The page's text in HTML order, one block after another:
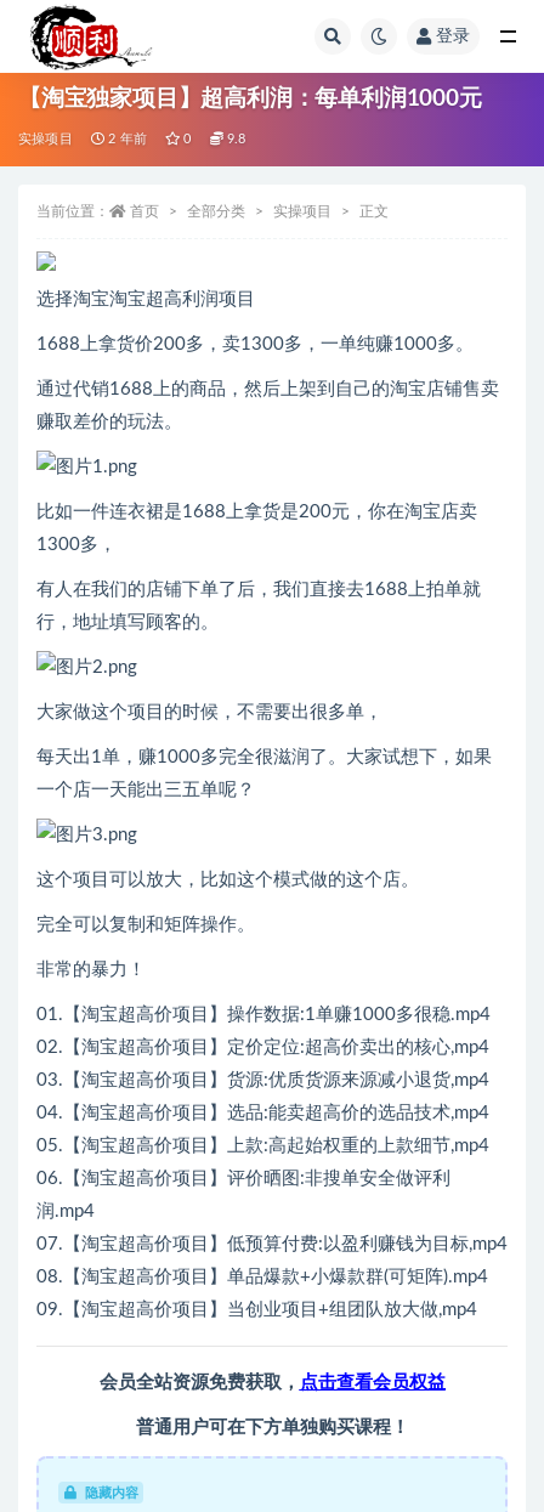
登录
【淘宝独家项目】超高利润：每单利润1000元
实操项目 2 年前 0 9.8
当前位置： 首页 全部分类 实操项目 正文
选择淘宝淘宝超高利润项目
1688上拿货价200多，卖1300多，一单纯赚1000多。
通过代销1688上的商品，然后上架到自己的淘宝店铺售卖
赚取差价的玩法。
比如一件连衣裙是1688上拿货是200元，你在淘宝店卖
1300多，
有人在我们的店铺下单了后，我们直接去1688上拍单就
行，地址填写顾客的。
大家做这个项目的时候，不需要出很多单，
每天出1单，赚1000多完全很滋润了。大家试想下，如果
一个店一天能出三五单呢？
这个项目可以放大，比如这个模式做的这个店。
完全可以复制和矩阵操作。
非常的暴力！
01.【淘宝超高价项目】操作数据:1单赚1000多很稳.mp4
02.【淘宝超高价项目】定价定位:超高价卖出的核心,mp4
03.【淘宝超高价项目】货源:优质货源来源减小退货,mp4
04.【淘宝超高价项目】选品:能卖超高价的选品技术,mp4
05.【淘宝超高价项目】上款:高起始权重的上款细节,mp4
06.【淘宝超高价项目】评价晒图:非搜单安全做评利
润.mp4
07.【淘宝超高价项目】低预算付费:以盈利赚钱为目标,mp4
08.【淘宝超高价项目】单品爆款+小爆款群(可矩阵).mp4
09.【淘宝超高价项目】当创业项目+组团队放大做,mp4
会员全站资源免费获取， 点击查看会员权益
普通用户可在下方单独购买课程！
隐藏内容
全部